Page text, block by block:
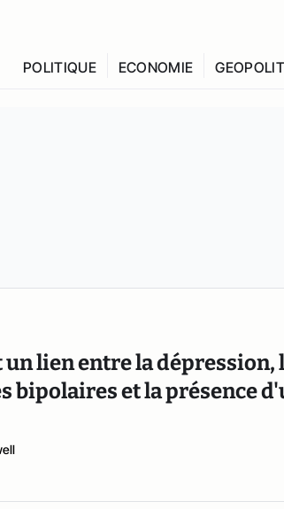
POLITIQUE ECONOMIE
lien entre la dépression,
bipolaires et la présence